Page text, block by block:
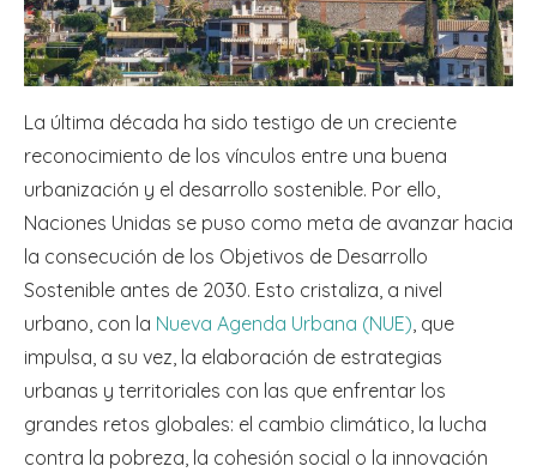
La última década ha sido testigo de un creciente
reconocimiento de los vínculos entre una buena
urbanización y el desarrollo sostenible. Por ello,
Naciones Unidas se puso como meta de avanzar hacia
la consecución de los Objetivos de Desarrollo
Sostenible antes de 2030. Esto cristaliza, a nivel
urbano, con la Nueva Agenda Urbana (NUE), que
impulsa, a su vez, la elaboración de estrategias
urbanas y territoriales con las que enfrentar los
grandes retos globales: el cambio climático, la lucha
contra la pobreza, la cohesión social o la innovación